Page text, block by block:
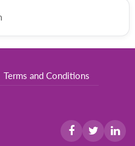
Terms and Conditions